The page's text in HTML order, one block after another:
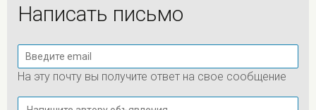
Написать письмо
На эту почту вы получите ответ на свое сообщение